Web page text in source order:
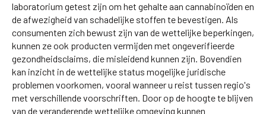
laboratorium getest zijn om het gehalte aan cannabinoïden en
de afwezigheid van schadelijke stoffen te bevestigen. Als
consumenten zich bewust zijn van de wettelijke beperkingen,
kunnen ze ook producten vermijden met ongeverifieerde
gezondheidsclaims, die misleidend kunnen zijn. Bovendien
kan inzicht in de wettelijke status mogelijke juridische
problemen voorkomen, vooral wanneer u reist tussen regio's
met verschillende voorschriften. Door op de hoogte te blijven
van de veranderende wettelijke omgeving kunnen